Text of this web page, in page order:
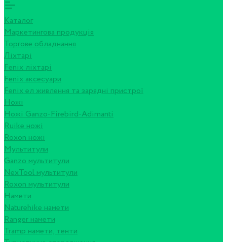
Каталог
Маркетингова продукція
Торгове обладнання
Ліхтарі
Fenix ліхтарі
Fenix аксесуари
Fenix ел живлення та зарядні пристрої
Ножі
Ножі Ganzo-Firebird-Adimanti
Ruike ножі
Roxon ножi
Мультитули
Ganzo мультитули
NexTool мультитули
Roxon мультитули
Намети
Naturehike намети
Ranger намети
Tramp намети, тенти